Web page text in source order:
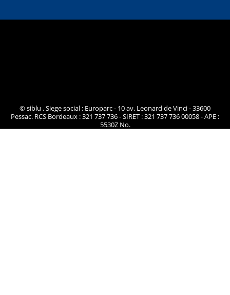
© siblu . Siege social : Europarc - 10 av. Leonard de Vinci - 33600
Pessac. RCS Bordeaux : 321 737 736 - SIRET : 321 737 736 00058 - APE :
5530Z No.